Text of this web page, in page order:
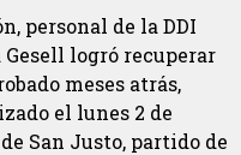
personal de la DDI
logró recuperar
meses atrás,
el lunes 2 de
San Justo, partido de